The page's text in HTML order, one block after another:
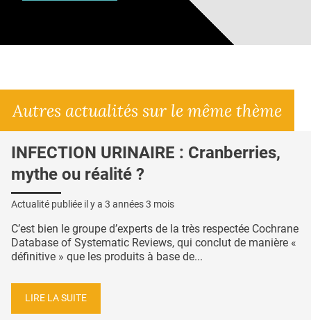
Autres actualités sur le même thème
INFECTION URINAIRE : Cranberries,
mythe ou réalité ?
Actualité publiée il y a 3 années 3 mois
C’est bien le groupe d’experts de la très respectée Cochrane
Database of Systematic Reviews, qui conclut de manière «
définitive » que les produits à base de...
LIRE LA SUITE